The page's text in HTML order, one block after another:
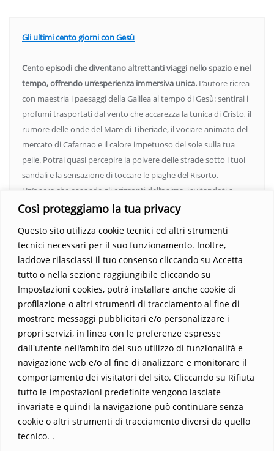
Così proteggiamo la tua privacy
Questo sito utilizza cookie tecnici ed altri strumenti
tecnici necessari per il suo funzionamento. Inoltre,
laddove rilasciassi il tuo consenso cliccando su Accetta
tutto o nella sezione raggiungibile cliccando su
Impostazioni cookies, potrà installare anche cookie di
profilazione o altri strumenti di tracciamento al fine di
mostrare messaggi pubblicitari e/o personalizzare i
propri servizi, in linea con le preferenze espresse
dall'utente nell'ambito del suo utilizzo di funzionalità e
navigazione web e/o al fine di analizzare e monitorare il
comportamento dei visitatori del sito. Cliccando su Rifiuta
tutto le impostazioni predefinite vengono lasciate
invariate e quindi la navigazione può continuare senza
cookie o altri strumenti di tracciamento diversi da quello
tecnico. .
Gli ultimi cento giorni con Gesù
Cento episodi che diventano altrettanti viaggi nello spazio e nel
tempo, offrendo un’esperienza immersiva unica. L’autore ricrea
con maestria i paesaggi della Galilea al tempo di Gesù: sentirai i
profumi trasportati dal vento che accarezza la tunica di Cristo, il
rumore delle onde del Mare di Tiberiade, il vociare animato del
mercato di Cafarnao e il calore impetuoso del sole sulla tua
pelle. Potrai quasi percepire la polvere delle strade sotto i tuoi
sandali e la sensazione di toccare le piaghe del Risorto.
Un’opera che espande gli orizzonti dell’anima, invitandoti a
vedere oltre i confini del conosciuto. Scopri un mondo in cui
indimenticabile.Non perdere l’occasione di immergerti in
questo viaggio straordinario. Acquista il libro e lascia che la
Parola trasformi la tua vita
Home Contatti
Sostieni La Buona Parola – dona 5 €, 10 €, 25 €… il tuo contributo